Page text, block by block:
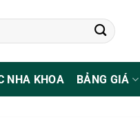
NHA KHOA BẢNG GIÁ